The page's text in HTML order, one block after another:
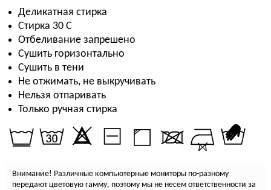
Деликатная стирка
Стирка 30 С
Отбеливание запрешено
Сушить горизонтально
Сушить в тени
Не отжимать, не выкручивать
Нельзя отпаривать
Только ручная стирка
Внимание! Различные компьютерные мониторы по-разному
передают цветовую гамму, поэтому мы не несем ответственности за